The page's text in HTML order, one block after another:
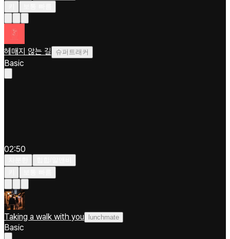
헤매지 않는 길 슈퍼트래커
Basic
02:50
Taking a walk with you lunchmate
Basic